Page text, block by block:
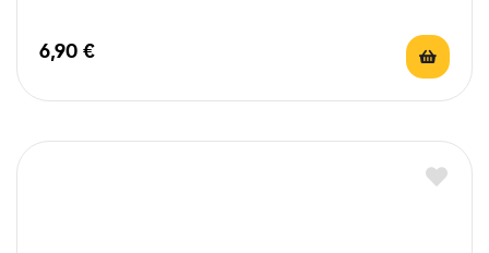
6,90 €